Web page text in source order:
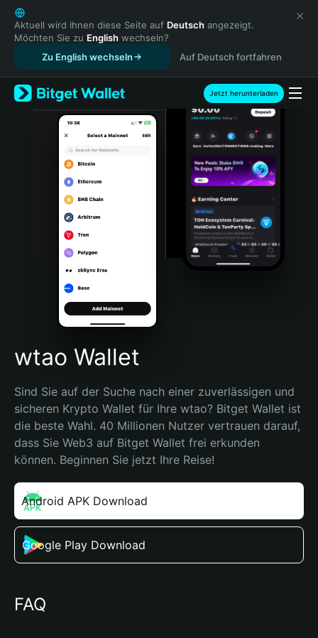
English
日本語
Tiếng Việt
Русский
Español (Latinoamérica)
Türkçe
Italiano
Português (Portugal)
Bahasa Indonesia
Português (Brasil)
Español (Argentina)
Aktuell wird Ihnen diese Seite auf Deutsch angezeigt.
Möchten Sie zu English wechseln?
Zu English wechseln
Auf Deutsch fortfahren
Jetzt herunterladen
wtao Wallet
Sind Sie auf der Suche nach einer zuverlässigen und
sicheren Krypto Wallet für Ihre wtao? Bitget Wallet ist
die beste Wahl. 40 Millionen Nutzer vertrauen darauf,
dass Sie Web3 auf Bitget Wallet frei erkunden
können. Beginnen Sie jetzt Ihre Reise!
Android APK Download
Google Play Download
FAQ